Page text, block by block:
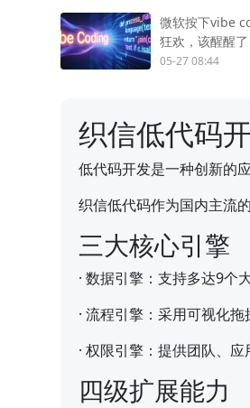
微软按下vibe
狂欢，该醒醒了
05-27 08:44
织信低代码
低代码开发是一种创新的
织信低代码作为国内主流
三大核心引擎
·数据引擎：支持多达9个
·流程引擎：采用可视化拖
·权限引擎：提供团队、应
四级扩展能力